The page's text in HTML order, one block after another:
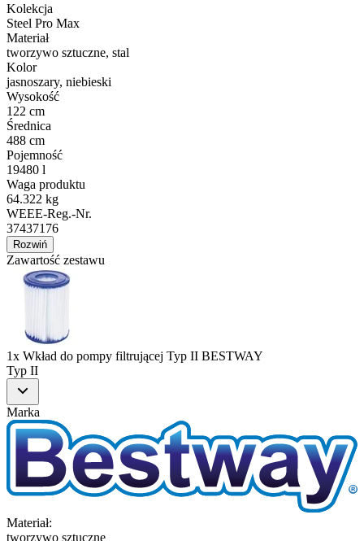
Kolekcja
Steel Pro Max
Materiał
tworzywo sztuczne, stal
Kolor
jasnoszary, niebieski
Wysokość
122 cm
Średnica
488 cm
Pojemność
19480 l
Waga produktu
64.322 kg
WEEE-Reg.-Nr.
37437176
Rozwiń
Zawartość zestawu
1x Wkład do pompy filtrującej Typ II BESTWAY
Typ II
Marka
Materiał:
tworzywo sztuczne